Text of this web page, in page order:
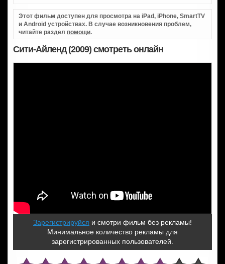
Этот фильм доступен для просмотра на iPad, iPhone, SmartTV
и Android устройствах. В случае возникновения проблем,
читайте раздел помощи.
Сити-Айленд (2009) смотреть онлайн
Зарегистрируйся и смотри фильм без рекламы!
Минимальное количество рекламы для
зарегистрированных пользователей.